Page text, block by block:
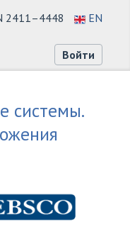
2411–4448 EN
Войти
системы.